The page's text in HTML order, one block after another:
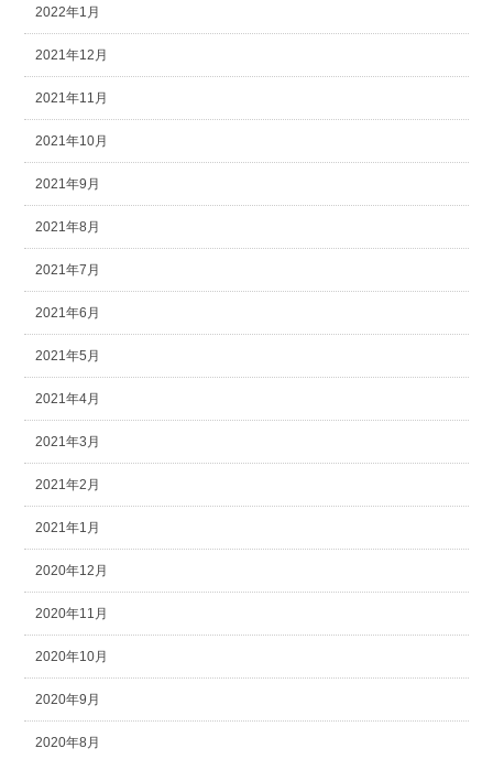
2022年1月
2021年12月
2021年11月
2021年10月
2021年9月
2021年8月
2021年7月
2021年6月
2021年5月
2021年4月
2021年3月
2021年2月
2021年1月
2020年12月
2020年11月
2020年10月
2020年9月
2020年8月